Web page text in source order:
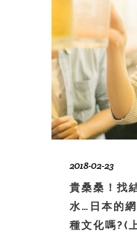
2018-02-23
貴桑桑！找
水…日本的
種文化嗎?(